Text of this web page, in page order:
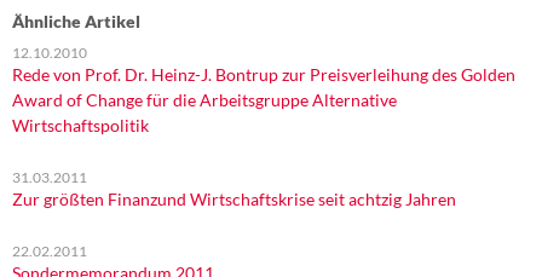
Kontakt
Ähnliche Artikel
12.10.2010
Rede von Prof. Dr. Heinz-J. Bontrup zur Preisverleihung des Golden
Award of Change für die Arbeitsgruppe Alternative
Wirtschaftspolitik
31.03.2011
Zur größten Finanzund Wirtschaftskrise seit achtzig Jahren
22.02.2011
Sondermemorandum 2011